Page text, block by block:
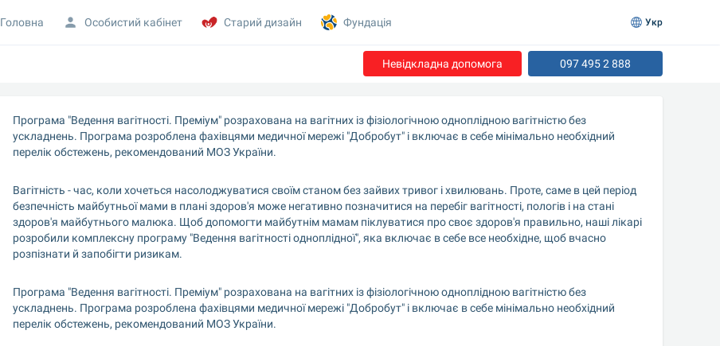
Невідкладна допомога 097 495 2 888
Програма "Ведення вагітності. Преміум" розрахована на вагітних із фізіологічною одноплідною вагітністю без
ускладнень. Програма розроблена фахівцями медичної мережі "Добробут" і включає в себе мінімально необхідний
перелік обстежень, рекомендований МОЗ України.
Вагітність - час, коли хочеться насолоджуватися своїм станом без зайвих тривог і хвилювань. Проте, саме в цей період
безпечність майбутньої мами в плані здоров'я може негативно позначитися на перебіг вагітності, пологів і на стані
здоров'я майбутнього малюка. Щоб допомогти майбутнім мамам піклуватися про своє здоров'я правильно, наші лікарі
розробили комплексну програму "Ведення вагітності одноплідної", яка включає в себе все необхідне, щоб вчасно
розпізнати й запобігти ризикам.
Програма "Ведення вагітності. Преміум" розрахована на вагітних із фізіологічною одноплідною вагітністю без
ускладнень. Програма розроблена фахівцями медичної мережі "Добробут" і включає в себе мінімально необхідний
перелік обстежень, рекомендований МОЗ України.
Головна Особистий кабінет Старий дизайн Фундація Укр